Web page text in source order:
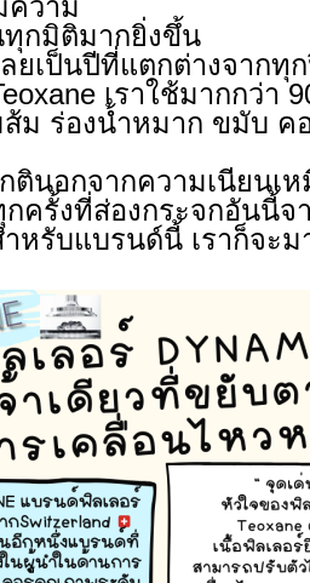
ความ
ทุกมิติมากยิ่งขึ้น
ยเป็นปีที่แตกต่างจากทุ
เราใช้มากกว่า
ม ร่องน้ำหมาก ขมับ ค
ตินอกจากความเนียนเห
ครั้งที่ส่องกระจกอันนี้จ
หรับแบรนด์นี้ เราก็จะ